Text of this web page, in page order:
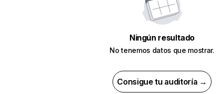
Ningún resultado
No tenemos datos que mostrar.
Consigue tu auditoría →